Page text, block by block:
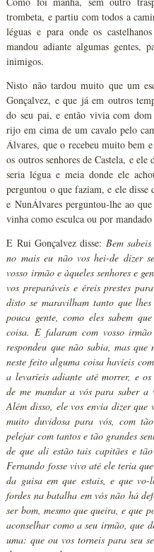
trombeta, e partiu com todos a
léguas e para onde os
mandou adiante algumas gentes,
inimigos.
Nisto não tardou muito que um
Gonçalvez, e que já em outros
do seu pai, e então vivia com
rijo em cima de um cavalo pelo
Álvares, que o recebeu muito bem
os outros senhores de Castela, e
seria légua e meia donde ele
perguntou o que faziam, e ele
e NunÁlvares perguntou-lhe ao
vinha como esculca ou por
E Rui Gonçalvez disse: Bem
no mais eu não vos hei-de dizer
vosso irmão e àqueles senhores e
vos preparáveis e éreis prestes
disto se maravilham tanto que
pouca gente, como eles sabem
coisa. E falaram com vosso
respondeu que não sabia, mas
neste feito alguma coisa havíeis
a levaríeis adiante até morrer, e
de me mandar a vós para saber a
Além disso, ele vos envia dizer que
muito duvidosa para vós, com
pelejar com tantos e tão grandes
de que ali estão tais capitães e
Fernando fosse vivo até ele teria
da guisa em que estais, e que
fordes na batalha em vós não há
ser bom, mesmo que queira, e que
aconselhar como a seu irmão, que
uma: que ou vos torneis para seu